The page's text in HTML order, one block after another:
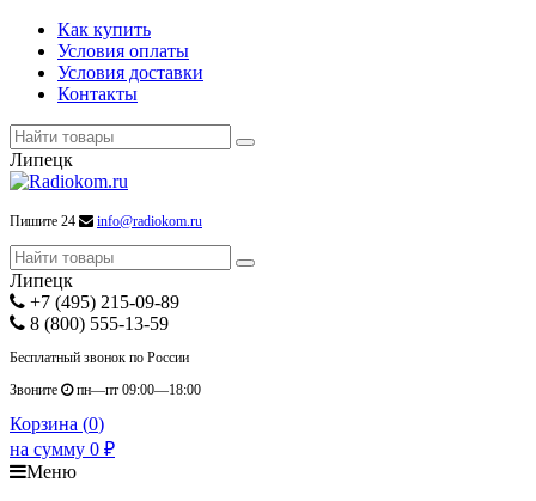
Как купить
Условия оплаты
Условия доставки
Контакты
Липецк
Пишите 24 info@radiokom.ru
Липецк
+7 (495) 215-09-89
8 (800) 555-13-59
Бесплатный звонок по России
Звоните
пн—пт 09:00—18:00
Корзина (0)
на сумму 0 ₽
Меню